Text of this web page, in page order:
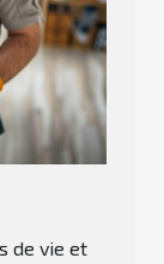
de vie et